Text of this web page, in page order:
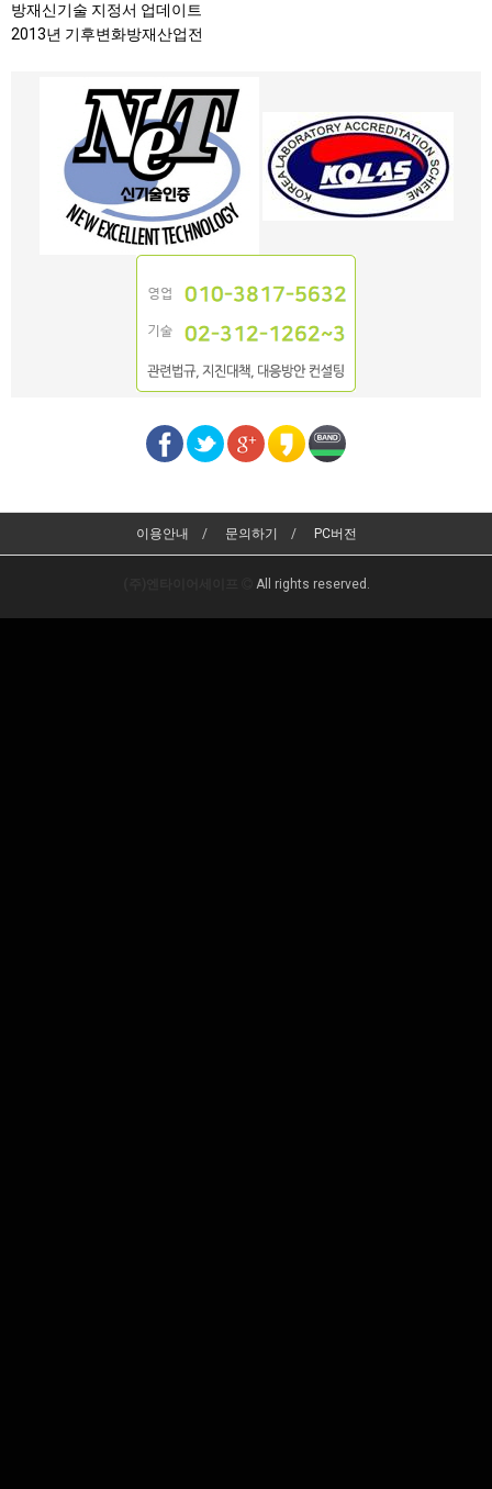
방재신기술 지정서 업데이트
2013년 기후변화방재산업전
이용안내 문의하기 PC버전
All rights reserved.